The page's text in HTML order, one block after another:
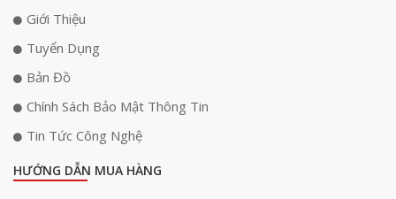
Giới Thiệu
Tuyển Dụng
Bản Đồ
Chính Sách Bảo Mật Thông Tin
Tin Tức Công Nghệ
HƯỚNG DẪN MUA HÀNG